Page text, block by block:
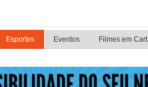
Esportes Eventos Filmes em